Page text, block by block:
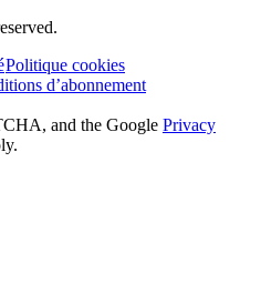
Politique cookies
d’abonnement
and the Google Privacy